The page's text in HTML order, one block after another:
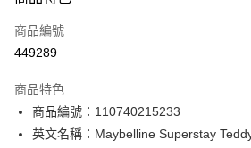
信用卡
Apple Pay
PayMe
WeChat Pay
商品編號
449289
商品特色
商品編號：110740215233
英文名稱：Maybelline Superstay